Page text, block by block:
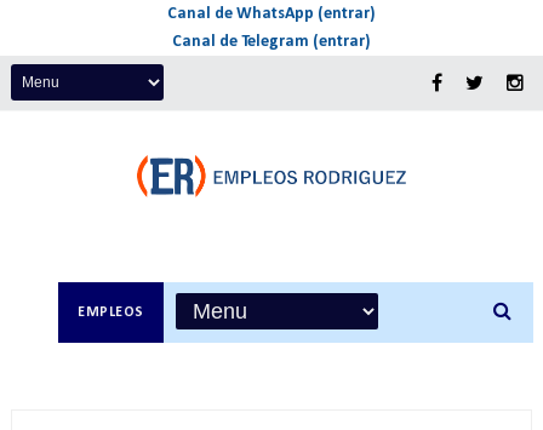
Canal de WhatsApp (entrar)
Canal de Telegram (entrar)
EMPLEOS